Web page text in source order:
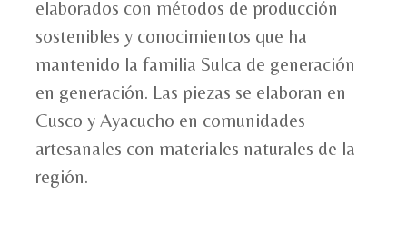
elaborados con métodos de producción
sostenibles y conocimientos que ha
mantenido la familia Sulca de generación
en generación. Las piezas se elaboran en
Cusco y Ayacucho en comunidades
artesanales con materiales naturales de la
región.